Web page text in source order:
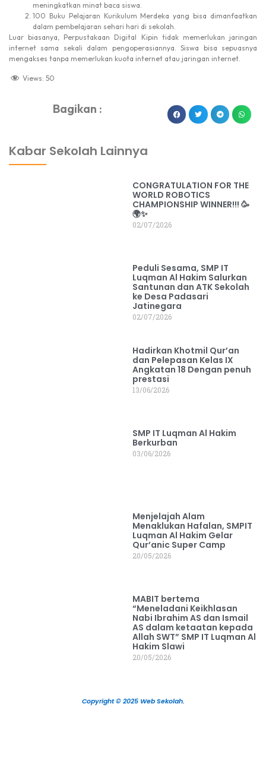
meningkatkan minat baca siswa.
100 Buku Pelajaran Kurikulum Merdeka yang bisa dimanfaatkan
dalam pembelajaran sehari hari di sekolah.
Luar biasanya, Perpustakaan Digital Kipin tidak memerlukan jaringan
internet sama sekali dalam pengoperasiannya. Siswa bisa sepuasnya
mengakses tanpa memerlukan kuota internet atau jaringan internet.
Views: 50
Bagikan :
Kabar Sekolah Lainnya
CONGRATULATION FOR THE
WORLD ROBOTICS
CHAMPIONSHIP WINNER!!! 🥳
🌍✨
02/07/2026
Peduli Sesama, SMP IT
Luqman Al Hakim Salurkan
Santunan dan ATK Sekolah
ke Desa Padasari
Jatinegara
02/07/2026
Hadirkan Khotmil Qur’an
dan Pelepasan Kelas IX
Angkatan 18 Dengan penuh
prestasi
13/06/2026
SMP IT Luqman Al Hakim
Berkurban
03/06/2026
Menjelajah Alam
Menaklukan Hafalan, SMPIT
Luqman Al Hakim Gelar
Qur’anic Super Camp
20/05/2026
MABIT bertema
“Meneladani Keikhlasan
Nabi Ibrahim AS dan Ismail
AS dalam ketaatan kepada
Allah SWT” SMP IT Luqman Al
Hakim Slawi
20/05/2026
Copyright © 2025 Web Sekolah.